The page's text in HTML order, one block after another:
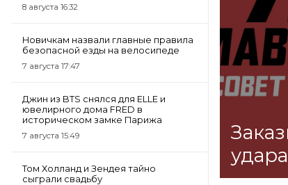
8 августа 16:32
Новичкам назвали главные правила
безопасной езды на велосипеде
7 августа 17:47
Джин из BTS снялся для ELLE и
ювелирного дома FRED в
историческом замке Парижа
7 августа 15:49
Том Холланд и Зендея тайно
сыграли свадьбу